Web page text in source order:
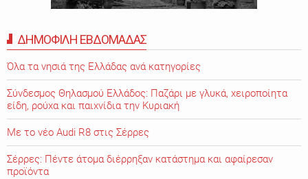
ΔΗΜΟΦΙΛΗ ΕΒΔΟΜΑΔΑΣ
Όλα τα νησιά της Ελλάδας ανά κατηγορίες
Σύνδεσμος Θηλασμού Ελλάδος: Παζάρι με γλυκά, χειροποίητα
είδη, ρούχα και παιχνίδια την Κυριακή
Με το νέο Audi R8 στις Σέρρες
Σέρρες: Πέντε άτομα διέρρηξαν κατάστημα και αφαίρεσαν
προϊόντα